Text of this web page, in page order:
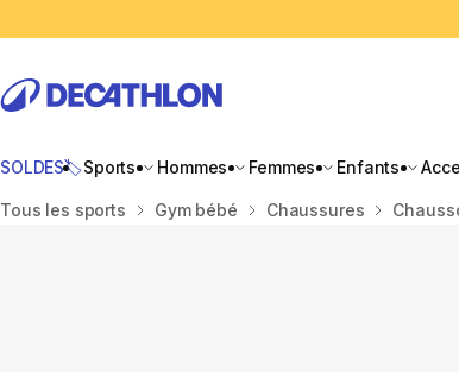
SOLDES🏷️Sports Hommes Femmes Enfants
Accueil
Tous les sports Gym bébé Chaussures